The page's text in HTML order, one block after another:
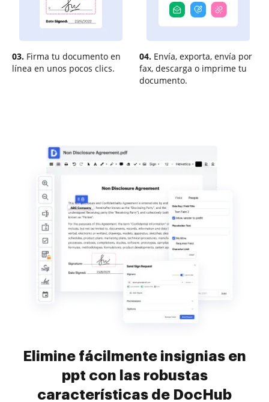
03. Firma tu documento en
línea en unos pocos clics.
04. Envía, exporta, envía por
fax, descarga o imprime tu
documento.
Elimine fácilmente insignias en
ppt con las robustas
características de DocHub